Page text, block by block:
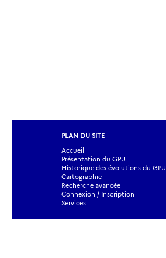
PLAN DU SITE
Accueil
Présentation du GPU
Historique des évolutions du GPU
Cartographie
Recherche avancée
Connexion / Inscription
Services